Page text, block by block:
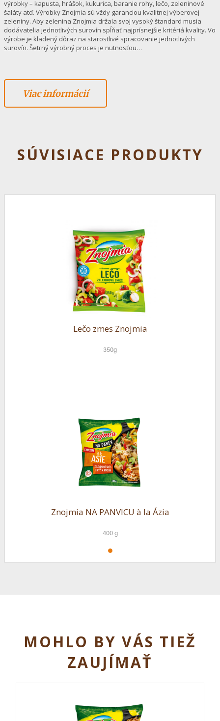
výrobky – kapusta, hrášok, kukurica, baranie rohy, lečo, zeleninové
šaláty atď. Výrobky Znojmia sú vždy garanciou kvalitnej výberovej
zeleniny. Aby zelenina Znojmia držala svoj vysoký štandard musia
dodávatelia jednotlivých surovín spĺňať najprísnejšie kritériá kvality. Vo
výrobe je kladený dôraz na starostlivé spracovanie jednotlivých
surovín. Šetrný výrobný proces je nutnosťou…
Viac informácií
SÚVISIACE PRODUKTY
Lečo zmes Znojmia
350g
Znojmia NA PANVICU à la Ázia
400 g
MOHLO BY VÁS TIEŽ
ZAUJÍMAŤ